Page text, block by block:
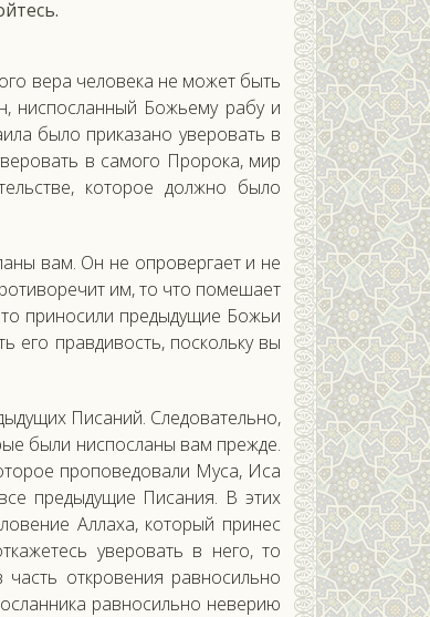
вера человека не может быть
ниспосланный Божьему рабу и
было приказано уверовать в
в самого Пророка, мир
которое должно было
вам. Он не опровергает и не
им, то что помешает
приносили предыдущие Божьи
его правдивость, поскольку вы
Писаний. Следовательно,
были ниспосланы вам прежде.
проповедовали Муса, Иса
предыдущие Писания. В этих
Аллаха, который принес
уверовать в него, то
откровения равносильно
равносильно неверию